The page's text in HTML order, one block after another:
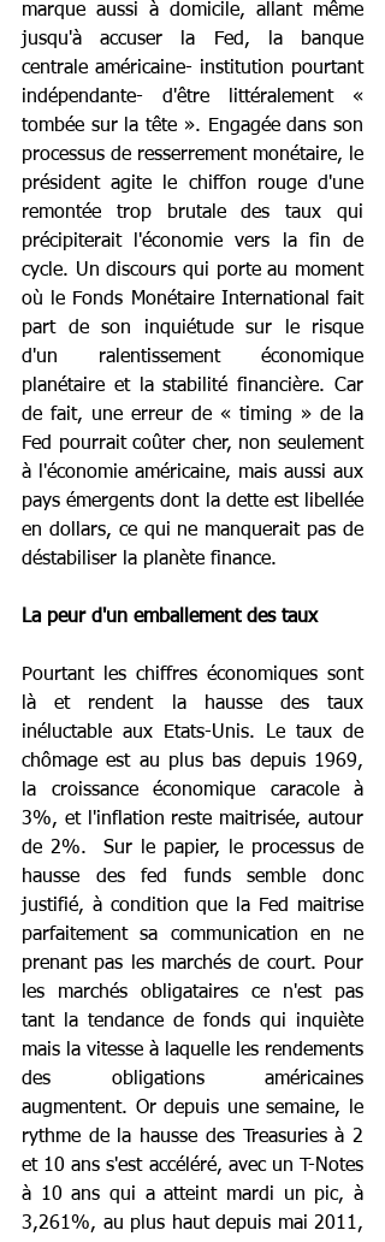
marque aussi à domicile, allant même
jusqu'à accuser la Fed, la banque
centrale américaine- institution pourtant
indépendante- d'être littéralement «
tombée sur la tête ». Engagée dans son
processus de resserrement monétaire, le
président agite le chiffon rouge d'une
remontée trop brutale des taux qui
précipiterait l'économie vers la fin de
cycle. Un discours qui porte au moment
où le Fonds Monétaire International fait
part de son inquiétude sur le risque
d'un ralentissement économique
planétaire et la stabilité financière. Car
de fait, une erreur de « timing » de la
Fed pourrait coûter cher, non seulement
à l'économie américaine, mais aussi aux
pays émergents dont la dette est libellée
en dollars, ce qui ne manquerait pas de
déstabiliser la planète finance.
La peur d'un emballement des taux
Pourtant les chiffres économiques sont
là et rendent la hausse des taux
inéluctable aux Etats-Unis. Le taux de
chômage est au plus bas depuis 1969,
la croissance économique caracole à
3%, et l'inflation reste maitrisée, autour
de 2%.  Sur le papier, le processus de
hausse des fed funds semble donc
justifié, à condition que la Fed maitrise
parfaitement sa communication en ne
prenant pas les marchés de court. Pour
les marchés obligataires ce n'est pas
tant la tendance de fonds qui inquiète
mais la vitesse à laquelle les rendements
des obligations américaines
augmentent. Or depuis une semaine, le
rythme de la hausse des Treasuries à 2
et 10 ans s'est accéléré, avec un T-Notes
à 10 ans qui a atteint mardi un pic, à
3,261%, au plus haut depuis mai 2011,